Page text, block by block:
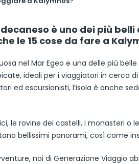
è uno dei più
le 15 cose da fare a
nel Mar Egeo e una delle più
ideali per i viaggiatori in cerca
ed escursionisti, l’isola è anche
le rovine dei castelli, i monasteri
bellissimi panorami, così come
noi di Generazione Viaggio